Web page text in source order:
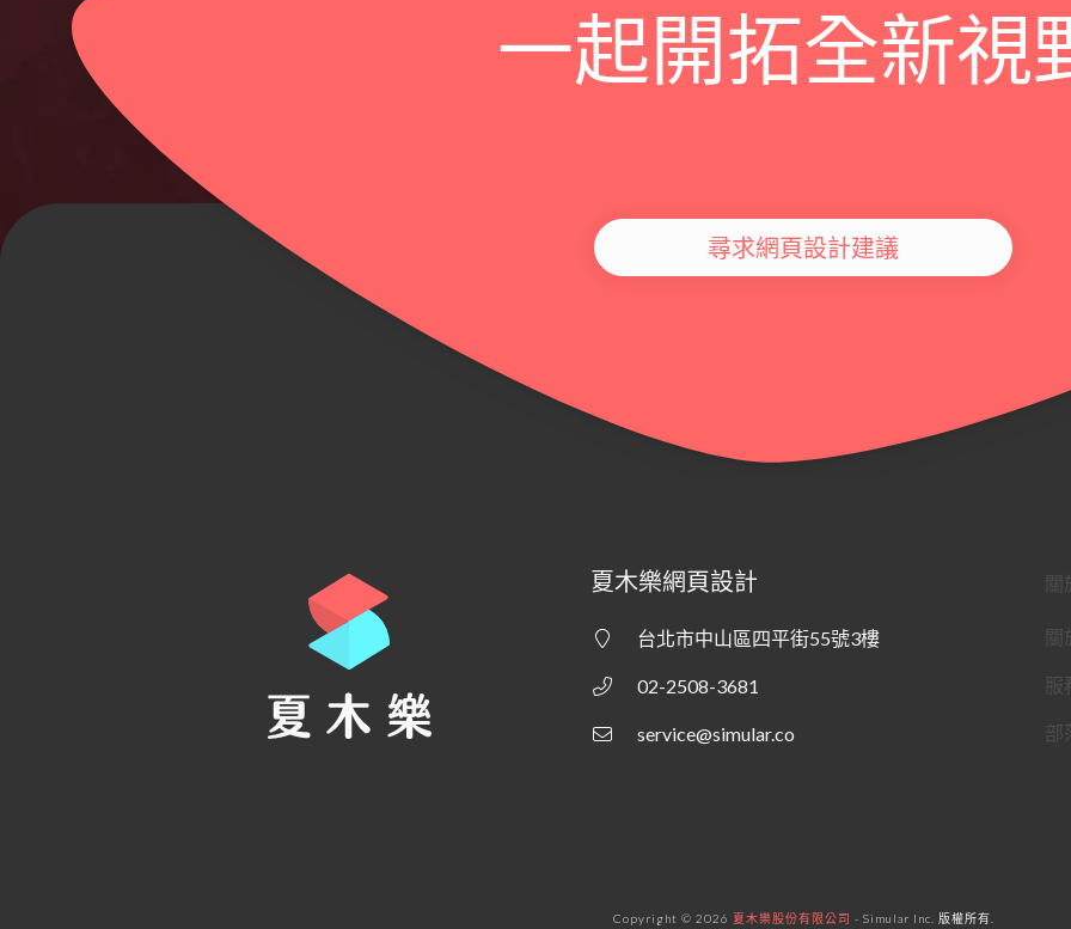
一起開拓全新視
尋求網頁設計建議
夏木樂網頁設計
台北市中山區四平街55號3樓
02-2508-3681
service@simular.co
關
關
服
部
Copyright © 2026 夏木樂股份有限公司 - Simular Inc. 版權所有.